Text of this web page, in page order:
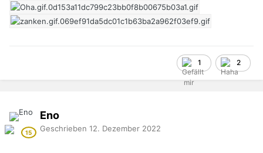
1 2
Eno
Geschrieben 12. Dezember 2022